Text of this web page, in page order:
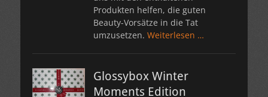
Produkten helfen, die guten
Beauty-Vorsätze in die Tat
umzusetzen. Weiterlesen …
Glossybox Winter
Moments Edition